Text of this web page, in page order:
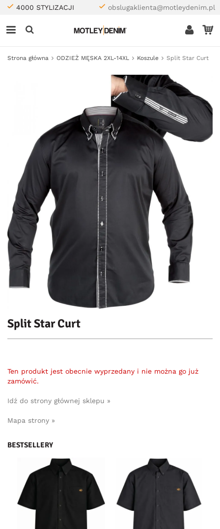
4000 STYLIZACJI obslugaklienta@motleydenim.pl
Strona główna ODZIEŻ MĘSKA 2XL-14XL Koszule Split Star Curt
Split Star Curt
Ten produkt jest obecnie wyprzedany i nie można go już
zamówić.
Idź do strony głównej sklepu »
Mapa strony »
BESTSELLERY